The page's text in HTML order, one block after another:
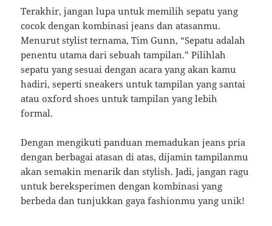
Terakhir, jangan lupa untuk memilih sepatu yang
cocok dengan kombinasi jeans dan atasanmu.
Menurut stylist ternama, Tim Gunn, “Sepatu adalah
penentu utama dari sebuah tampilan.” Pilihlah
sepatu yang sesuai dengan acara yang akan kamu
hadiri, seperti sneakers untuk tampilan yang santai
atau oxford shoes untuk tampilan yang lebih
formal.
Dengan mengikuti panduan memadukan jeans pria
dengan berbagai atasan di atas, dijamin tampilanmu
akan semakin menarik dan stylish. Jadi, jangan ragu
untuk bereksperimen dengan kombinasi yang
berbeda dan tunjukkan gaya fashionmu yang unik!